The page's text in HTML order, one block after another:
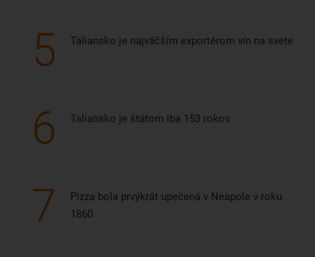
5 Taliansko je najväčším exportérom vín na svete
6 Taliansko je štátom iba 153 rokov
7
Pizza bola prvýkrát upečená v Neapole v roku
1860